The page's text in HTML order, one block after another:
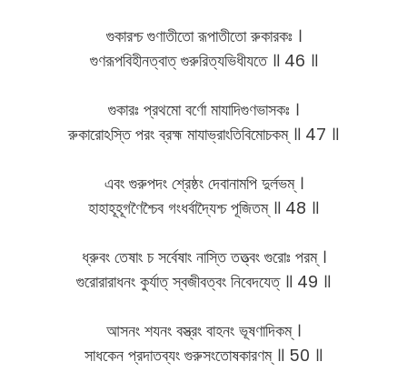
গুকারশ্চ গুণাতীতো রূপাতীতো রুকারকঃ ।
গুণরূপবিহীনত্বাত্ গুরুরিত্যভিধীযতে ॥ 46 ॥
গুকারঃ প্রথমো বর্ণো মাযাদিগুণভাসকঃ ।
রুকারোঽস্তি পরং ব্রহ্ম মাযাভ্রাংতিবিমোচকম্ ॥ 47 ॥
এবং গুরুপদং শ্রেষ্ঠং দেবানামপি দুর্লভম্ ।
হাহাহূহূগণৈশ্চৈব গংধর্বাদ্যৈশ্চ পূজিতম্ ॥ 48 ॥
ধ্রুবং তেষাং চ সর্বেষাং নাস্তি তত্ত্বং গুরোঃ পরম্ ।
গুরোরারাধনং কুর্যাত্ স্বজীবত্বং নিবেদযেত্ ॥ 49 ॥
আসনং শযনং বস্ত্রং বাহনং ভূষণাদিকম্ ।
সাধকেন প্রদাতব্যং গুরুসংতোষকারণম্ ॥ 50 ॥